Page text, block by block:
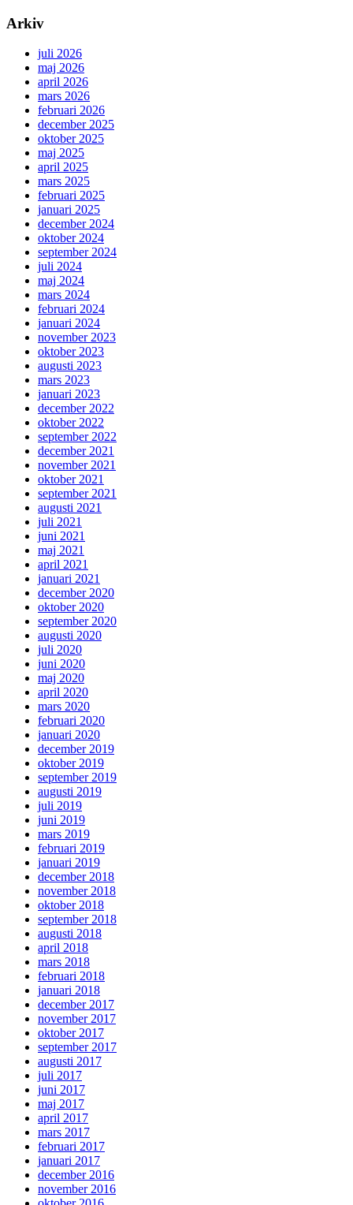
Arkiv
juli 2026
maj 2026
april 2026
mars 2026
februari 2026
december 2025
oktober 2025
maj 2025
april 2025
mars 2025
februari 2025
januari 2025
december 2024
oktober 2024
september 2024
juli 2024
maj 2024
mars 2024
februari 2024
januari 2024
november 2023
oktober 2023
augusti 2023
mars 2023
januari 2023
december 2022
oktober 2022
september 2022
december 2021
november 2021
oktober 2021
september 2021
augusti 2021
juli 2021
juni 2021
maj 2021
april 2021
januari 2021
december 2020
oktober 2020
september 2020
augusti 2020
juli 2020
juni 2020
maj 2020
april 2020
mars 2020
februari 2020
januari 2020
december 2019
oktober 2019
september 2019
augusti 2019
juli 2019
juni 2019
mars 2019
februari 2019
januari 2019
december 2018
november 2018
oktober 2018
september 2018
augusti 2018
april 2018
mars 2018
februari 2018
januari 2018
december 2017
november 2017
oktober 2017
september 2017
augusti 2017
juli 2017
juni 2017
maj 2017
april 2017
mars 2017
februari 2017
januari 2017
december 2016
november 2016